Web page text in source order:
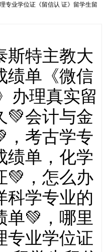
专业学位证《留信认 证》留学生留
斯特主教大
绩单《微信
办理真实留
💚会计与金
，考古学专
绩单，化学
💚，怎么办
科学专业的
单💚，哪里
专业学位证